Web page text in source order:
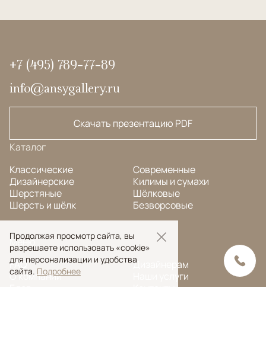
+7 (495) 789-77-89
info@ansygallery.ru
Скачать презентацию PDF
Каталог
Классические
Дизайнерские
Шерстяные
Шерсть и шёлк
Современные
Килимы и сумахи
Шёлковые
Безворсовые
Меню
FAQ
О компании
Дизайнерам
Наши услуги
Продолжая просмотр сайта, вы
разрешаете использовать «cookie»
для персонализации и удобства
сайта. Подробнее